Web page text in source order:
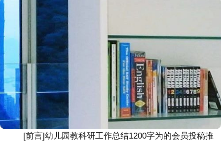
[前言]幼儿园教科研工作总结1200字为的会员投稿推